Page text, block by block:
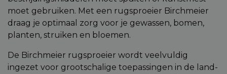
moet gebruiken. Met een rugsproeier Birchmeier
draag je optimaal zorg voor je gewassen, bomen,
planten, struiken en bloemen.
De Birchmeier rugsproeier wordt veelvuldig
ingezet voor grootschalige toepassingen in de land-